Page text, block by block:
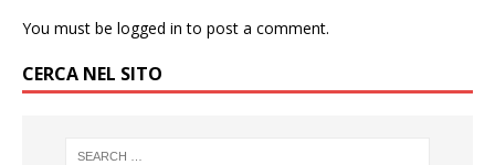
You must be logged in to post a comment.
CERCA NEL SITO